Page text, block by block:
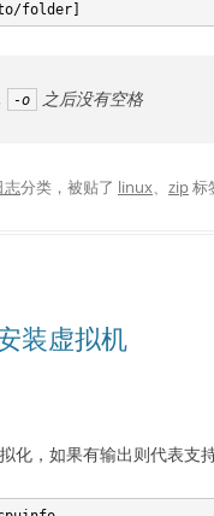
-o 之后没有空格
志分类，被贴了 linux、 zip标
装虚拟机
化，如果有输出则代表支